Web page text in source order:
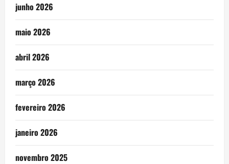
junho 2026
maio 2026
abril 2026
março 2026
fevereiro 2026
janeiro 2026
novembro 2025